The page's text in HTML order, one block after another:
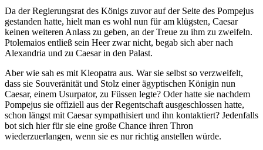
Da der Regierungsrat des Königs zuvor auf der Seite des Pompejus
gestanden hatte, hielt man es wohl nun für am klügsten, Caesar
keinen weiteren Anlass zu geben, an der Treue zu ihm zu zweifeln.
Ptolemaios entließ sein Heer zwar nicht, begab sich aber nach
Alexandria und zu Caesar in den Palast.
Aber wie sah es mit Kleopatra aus. War sie selbst so verzweifelt,
dass sie Souveränität und Stolz einer ägyptischen Königin nun
Caesar, einem Usurpator, zu Füssen legte? Oder hatte sie nachdem
Pompejus sie offiziell aus der Regentschaft ausgeschlossen hatte,
schon längst mit Caesar sympathisiert und ihn kontaktiert? Jedenfalls
bot sich hier für sie eine große Chance ihren Thron
wiederzuerlangen, wenn sie es nur richtig anstellen würde.